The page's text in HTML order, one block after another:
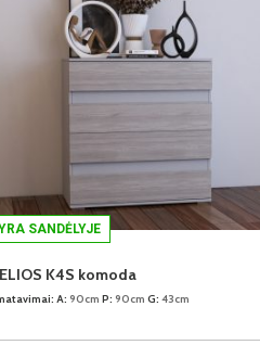
SANDĖLYJE
K4S komoda
A: 90cm P: 90cm G: 43cm